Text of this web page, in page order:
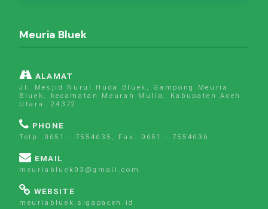
Meuria Bluek
ALAMAT
Jl. Mesjid Nurul Huda Bluek, Gampong Meuria
Bluek. kecamatan Meurah Mulia. Kabupaten Aceh
Utara. 24372
PHONE
Telp. 0651 - 7554635, Fax. 0651 - 7554636
EMAIL
meuriabluek03@gmail.com
WEBSITE
meuriabluek.sigapaceh.id